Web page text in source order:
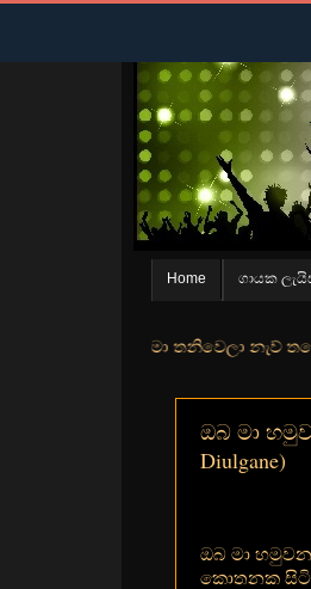
Home ගායක
යායේ මා තනිවෙලා නැව් තලේ ඈ ඇත
ඔබ මා
Diulgane)
ඔබ මා
කොතනක